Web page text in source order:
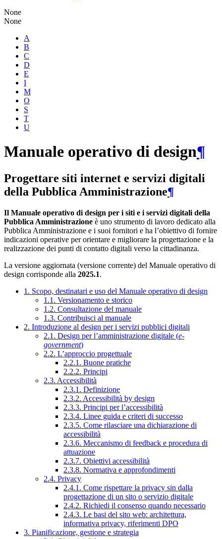
None
None
A
B
C
D
E
I
M
O
S
T
U
Manuale operativo di design¶
Progettare siti internet e servizi digitali
della Pubblica Amministrazione¶
Il Manuale operativo di design per i siti e i servizi digitali della
Pubblica Amministrazione è uno strumento di lavoro dedicato alla
Pubblica Amministrazione e i suoi fornitori e ha l’obiettivo di fornire
indicazioni operative per orientare e migliorare la progettazione e la
realizzazione dei punti di contatto digitali verso la cittadinanza.
La versione aggiornata (versione corrente) del Manuale operativo di
design corrisponde alla 2025.1.
1. Scopo, destinatari e uso del Manuale operativo di design
1.1. Versionamento e storico
1.2. Consultazione del manuale
1.3. Contribuisci al manuale
2. Introduzione al design per i servizi pubblici digitali
2.1. Design per l’amministrazione digitale (e-
government)
2.2. L’approccio progettuale
2.2.1. Buone pratiche
2.2.2. Principi
2.3. Accessibilità
2.3.1. Definizione
2.3.2. Accessibilità by design
2.3.3. Principi per l’accessibilità
2.3.4. Linee guida e criteri di successo
2.3.5. Come rilasciare una dichiarazione di
accessibilità
2.3.6. Meccanismo di feedback e procedura di
attuazione
2.3.7. Obiettivi accessibilità
2.3.8. Normativa e approfondimenti
2.4. Privacy
2.4.1. Come rispettare la privacy sin dalla
progettazione di un sito o servizio digitale
2.4.2. Richiedi il consenso quando necessario
2.4.3. Le basi del sito web: architettura,
informativa privacy, riferimenti DPO
3. Pianificazione, gestione e strategia